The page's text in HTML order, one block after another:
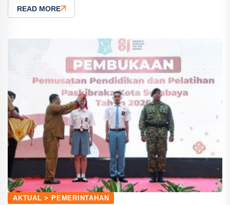
READ MORE
AKTUAL > PEMERINTAHAN